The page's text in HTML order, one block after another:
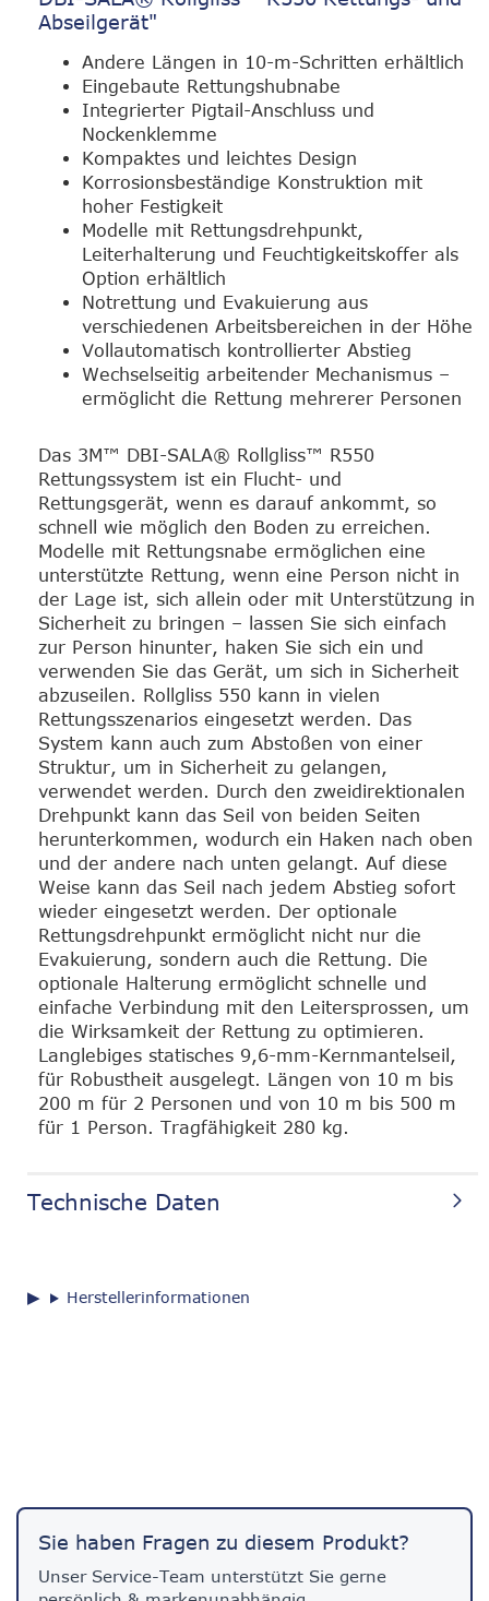
Abseilgerät"
Andere Längen in 10-m-Schritten erhältlich
Eingebaute Rettungshubnabe
Integrierter Pigtail-Anschluss und
Nockenklemme
Kompaktes und leichtes Design
Korrosionsbeständige Konstruktion mit
hoher Festigkeit
Modelle mit Rettungsdrehpunkt,
Leiterhalterung und Feuchtigkeitskoffer als
Option erhältlich
Notrettung und Evakuierung aus
verschiedenen Arbeitsbereichen in der Höhe
Vollautomatisch kontrollierter Abstieg
Wechselseitig arbeitender Mechanismus –
ermöglicht die Rettung mehrerer Personen
Das 3M™ DBI-SALA® Rollgliss™ R550
Rettungssystem ist ein Flucht- und
Rettungsgerät, wenn es darauf ankommt, so
schnell wie möglich den Boden zu erreichen.
Modelle mit Rettungsnabe ermöglichen eine
unterstützte Rettung, wenn eine Person nicht in
der Lage ist, sich allein oder mit Unterstützung in
Sicherheit zu bringen – lassen Sie sich einfach
zur Person hinunter, haken Sie sich ein und
verwenden Sie das Gerät, um sich in Sicherheit
abzuseilen. Rollgliss 550 kann in vielen
Rettungsszenarios eingesetzt werden. Das
System kann auch zum Abstoßen von einer
Struktur, um in Sicherheit zu gelangen,
verwendet werden. Durch den zweidirektionalen
Drehpunkt kann das Seil von beiden Seiten
herunterkommen, wodurch ein Haken nach oben
und der andere nach unten gelangt. Auf diese
Weise kann das Seil nach jedem Abstieg sofort
wieder eingesetzt werden. Der optionale
Rettungsdrehpunkt ermöglicht nicht nur die
Evakuierung, sondern auch die Rettung. Die
optionale Halterung ermöglicht schnelle und
einfache Verbindung mit den Leitersprossen, um
die Wirksamkeit der Rettung zu optimieren.
Langlebiges statisches 9,6-mm-Kernmantelseil,
für Robustheit ausgelegt. Längen von 10 m bis
200 m für 2 Personen und von 10 m bis 500 m
für 1 Person. Tragfähigkeit 280 kg.
Technische Daten
Herstellerinformationen
Sie haben Fragen zu diesem Produkt?
Unser Service-Team unterstützt Sie gerne